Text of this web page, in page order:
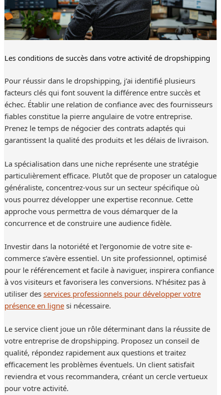
Les conditions de succès dans votre activité de dropshipping
Pour réussir dans le dropshipping, j’ai identifié plusieurs
facteurs clés qui font souvent la différence entre succès et
échec. Établir une relation de confiance avec des fournisseurs
fiables constitue la pierre angulaire de votre entreprise.
Prenez le temps de négocier des contrats adaptés qui
garantissent la qualité des produits et les délais de livraison.
La spécialisation dans une niche représente une stratégie
particulièrement efficace. Plutôt que de proposer un catalogue
généraliste, concentrez-vous sur un secteur spécifique où
vous pourrez développer une expertise reconnue. Cette
approche vous permettra de vous démarquer de la
concurrence et de construire une audience fidèle.
Investir dans la notoriété et l’ergonomie de votre site e-
commerce s’avère essentiel. Un site professionnel, optimisé
pour le référencement et facile à naviguer, inspirera confiance
à vos visiteurs et favorisera les conversions. N’hésitez pas à
utiliser desservices professionnels pour développer votre
présence en lignesi nécessaire.
Le service client joue un rôle déterminant dans la réussite de
votre entreprise de dropshipping. Proposez un conseil de
qualité, répondez rapidement aux questions et traitez
efficacement les problèmes éventuels. Un client satisfait
reviendra et vous recommandera, créant un cercle vertueux
pour votre activité.